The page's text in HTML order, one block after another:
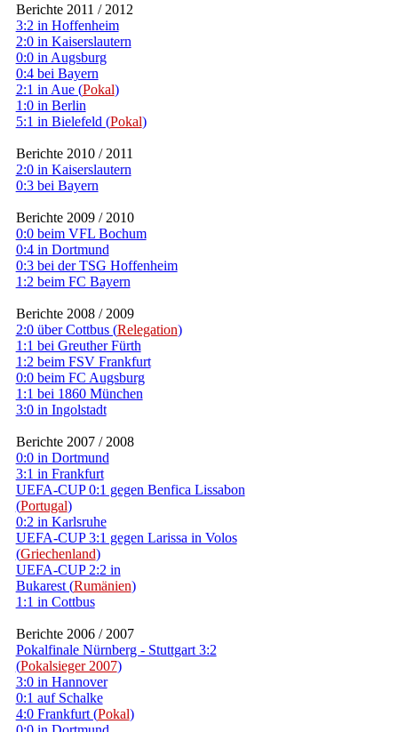
Berichte 2011 / 2012
3:2 in Hoffenheim
2:0 in Kaiserslautern
0:0 in Augsburg
0:4 bei Bayern
2:1 in Aue (Pokal)
1:0 in Berlin
5:1 in Bielefeld (Pokal)
Berichte 2010 / 2011
2:0 in Kaiserslautern
0:3 bei Bayern
Berichte 2009 / 2010
0:0 beim VFL Bochum
0:4 in Dortmund
0:3 bei der TSG Hoffenheim
1:2 beim FC Bayern
Berichte 2008 / 2009
2:0 über Cottbus (Relegation)
1:1 bei Greuther Fürth
1:2 beim FSV Frankfurt
0:0 beim FC Augsburg
1:1 bei 1860 München
3:0 in Ingolstadt
Berichte 2007 / 2008
0:0 in Dortmund
3:1 in Frankfurt
UEFA-CUP 0:1 gegen Benfica Lissabon
(Portugal)
0:2 in Karlsruhe
UEFA-CUP 3:1 gegen Larissa in Volos
(Griechenland)
UEFA-CUP 2:2 in
Bukarest (Rumänien)
1:1 in Cottbus
Berichte 2006 / 2007
Pokalfinale Nürnberg - Stuttgart 3:2
(Pokalsieger 2007)
3:0 in Hannover
0:1 auf Schalke
4:0 Frankfurt (Pokal)